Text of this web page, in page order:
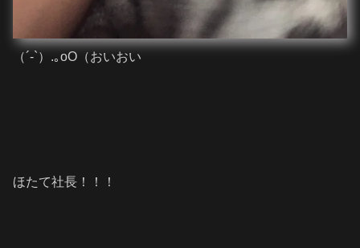
（´-`）.｡oO（おいおい
ほたて社長！！！